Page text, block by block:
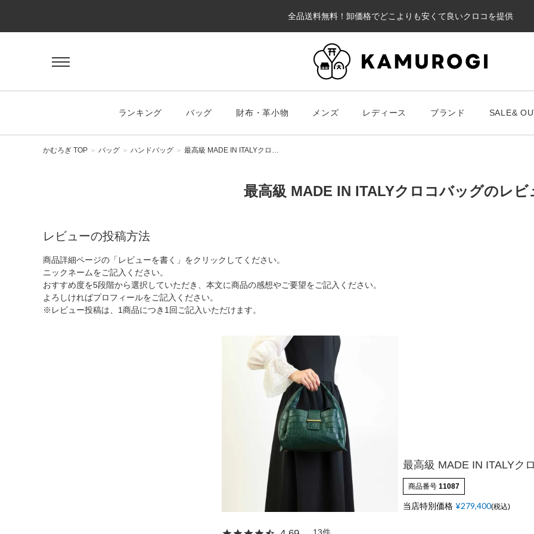
全品送料無料！卸価格でどこよりも安くて良いクロコを提供
ランキング バッグ 財布・革小物 メンズ レディース ブランド SALE&
KEYWORD #キーワード
トートバッグ
ショルダーバッグ
リュックサック
カードケース
ベルト
ラウンド財布
トピックス
メルマガ登録・解除 特定商取引法に基づく表
かむろぎ TOP バッグ ハンドバッグ 最高級 MADE IN ITALYクロ…
最高級 MADE IN ITALYクロコバッグのレビ
レビューの投稿方法
商品詳細ページの「レビューを書く」をクリックしてください。
ニックネームをご記入ください。
おすすめ度を5段階から選択していただき、本文に商品の感想やご要望をご記入ください。
よろしければプロフィールをご記入ください。
※レビュー投稿は、1商品につき1回ご記入いただけます。
最高級 MADE IN ITALYク
商品番号 11087
当店特別価格 ¥279,400 税込